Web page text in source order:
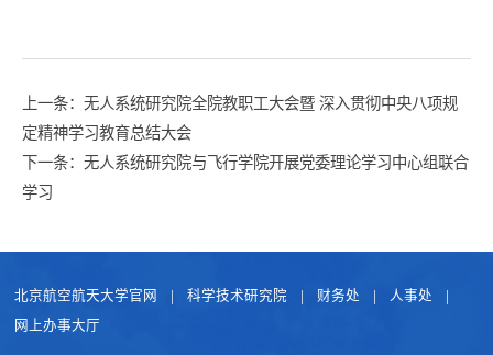
上一条： 无人系统研究院全院教职工大会暨 深入贯彻中央八项规
定精神学习教育总结大会
下一条： 无人系统研究院与飞行学院开展党委理论学习中心组联合
学习
北京航空航天大学官网 科学技术研究院 财务处
人事处
网上办事大厅